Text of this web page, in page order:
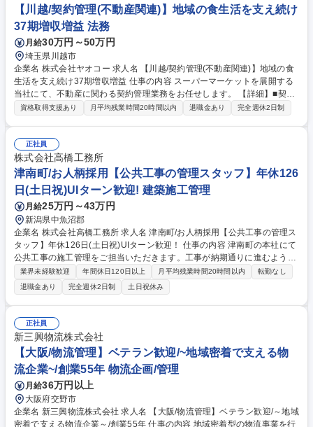
【川越/契約管理(不動産関連)】地域の食生活を支え続け
37期増収増益 法務
月給30万円～50万円
埼玉県川越市
企業名 株式会社ヤオコー 求人名 【川越/契約管理(不動産関連)】地域の食
生活を支え続け37期増収増益 仕事の内容 スーパーマーケットを展開する
当社にて、不動産に関わる契約管理業務をお任せします。 【詳細】■契約
書の作成・審査・交渉(事業用定期借地権設定契約、定期建物賃貸借契約
ポートや覚書の作成 ■テナント(転貸借)管理 ■トラブル対応 ■食品衛生法、
消防法などの店舗運営に必要な許認可の期限管理や更新サポート 募集職種
【川越/契約管理(不動産関連)】地域の食生活を支え続け37期増収増益
資格取得支援あり 月平均残業時間20時間以内 退職金あり 完全週休2日制
正社員
株式会社高橋工務所
津南町/お人柄採用【公共工事の管理スタッフ】年休126
日(土日祝)UIターン歓迎! 建築施工管理
月給25万円～43万円
新潟県中魚沼郡
企業名 株式会社高橋工務所 求人名 津南町/お人柄採用【公共工事の管理ス
タッフ】年休126日(土日祝)UIターン歓迎！ 仕事の内容 津南町の本社にて
公共工事の施工管理をご担当いただきます。工事が納期通りに進むよう
に、協力会社や発注者の間でうまく調整をしながら進めていく、工事の指
揮官のような仕事です。官公庁発注の案件が多く業績好調 な優良ゼネコン
です。燕市で不動産事業や地域のコンビニエンスストア運営等も行ってお
り、工事だけにとらわれず、様々な角度から地域の街づくりに貢献してい
る企業です。 経営層の努力もあり、津南/十日町エリアでは最高クラスの
年間休日126日(土日祝)を実現！冬は除雪などの急な出勤も無く、非常に
働きやすい環境が整っております。UIターンの方にもおすすめの職場環境
です。 募集職種 津南町/お人柄採用【公共工事の管理スタッフ】年休126
日(土日祝)UIターン歓迎！
業界未経験歓迎 年間休日120日以上 月平均残業時間20時間以内
転勤なし
退職金あり
完全週休2日制 土日祝休み
正社員
新三興物流株式会社
【大阪/物流管理】ベテラン歓迎/~地域密着で支える物
流企業~/創業55年 物流企画/管理
月給36万円以上
大阪府交野市
企業名 新三興物流株式会社 求人名 【大阪/物流管理】ベテラン歓迎/～地域
密着で支える物流企業～/創業55年 仕事の内容 地域密着型の物流事業を行